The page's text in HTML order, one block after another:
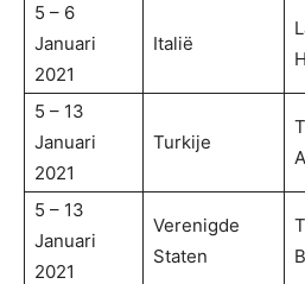
5 – 6
Januari
2021
Italië
5 – 13
Januari
2021
Turkije
5 – 13
Januari
2021
Verenigde
Staten